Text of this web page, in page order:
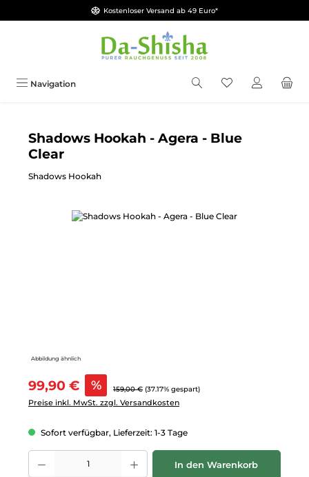
Zum Hauptinhalt springenKostenloser Versand ab 49 Euro*
Navigation Du hast 0
Shadows Hookah - Agera - Blue
Clear
Shadows Hookah
Bildergalerie überspringen
Abbildung ähnlich
Verkaufspreis:
99,90 € % Regulärer Preis:
159,00 € (37.17% gespart)
Preise inkl. MwSt. zzgl. Versandkosten
Sofort verfügbar, Lieferzeit: 1-3 Tage
Produkt Anzahl: Gib den gewünschten Wert ein oder benutze die
In den Warenkorb